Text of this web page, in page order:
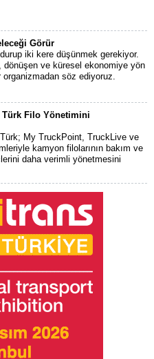
Görür
iki kere düşünmek gerekiyor.
dönüşen ve küresel ekonomiye yön
organizmadan söz ediyoruz.
Türk Filo Yönetimini
My TruckPoint, TruckLive ve
kamyon filolarının bakım ve
daha verimli yönetmesini